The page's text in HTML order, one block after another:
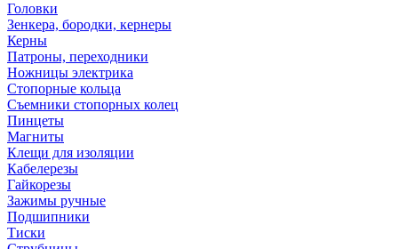
Головки
Зенкера, бородки, кернеры
Керны
Патроны, переходники
Ножницы электрика
Стопорные кольца
Съемники стопорных колец
Пинцеты
Магниты
Клещи для изоляции
Кабелерезы
Гайкорезы
Зажимы ручные
Подшипники
Тиски